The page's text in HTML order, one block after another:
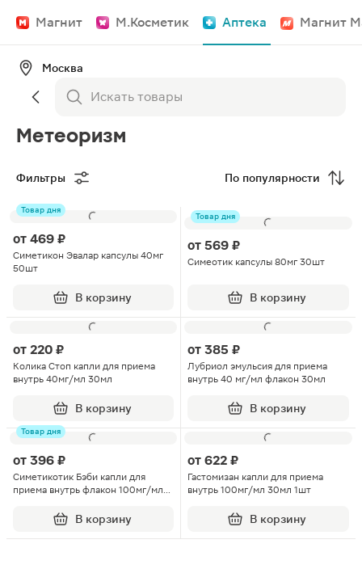
Магнит М.Косметик Аптека Магнит
Москва
Метеоризм
Фильтры По популярности
Товар дня
от 469 ₽
Симетикон Эвалар капсулы 40мг
50шт
В корзину
Товар дня
от 569 ₽
Симеотик капсулы 80мг 30шт
В корзину
от 220 ₽
Колика Стоп капли для приема
внутрь 40мг/мл 30мл
В корзину
от 385 ₽
Лубриол эмульсия для приема
внутрь 40 мг/мл флакон 30мл
В корзину
Товар дня
от 396 ₽
Симетикотик Бэби капли для
приема внутрь флакон 100мг/мл
В корзину
от 622 ₽
Гастомизан капли для приема
внутрь 100мг/мл 30мл 1шт
В корзину